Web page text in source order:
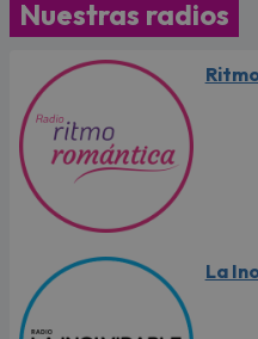
Nuestras radios
La